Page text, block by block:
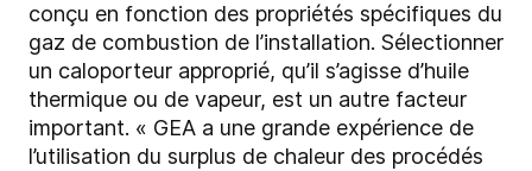
conçu en fonction des propriétés spécifiques du
gaz de combustion de l’installation. Sélectionner
un caloporteur approprié, qu’il s’agisse d’huile
thermique ou de vapeur, est un autre facteur
important. « GEA a une grande expérience de
l’utilisation du surplus de chaleur des procédés